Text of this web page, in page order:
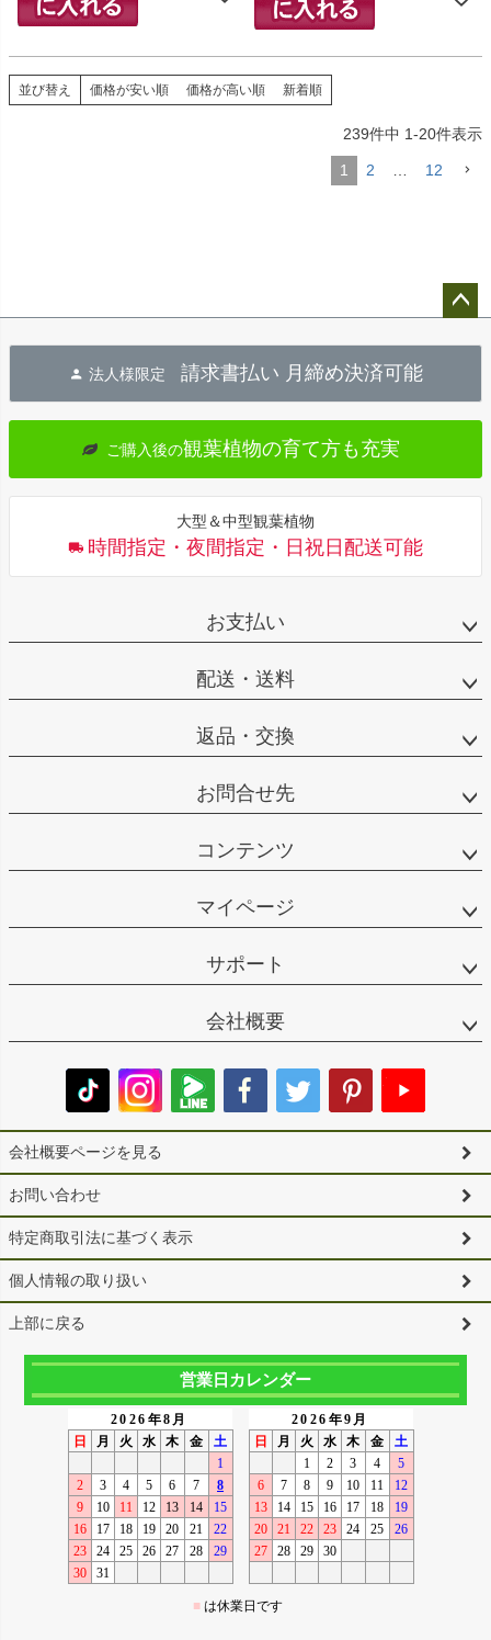
並び替え 価格が安い順 価格が高い順 新着順
239件中 1-20件表示
1 2 12
へ
法人様限定 請求書払い 月締め決済可能
ご購入後の観葉植物の育て方も充実
大型＆中型観葉植物
時間指定・夜間指定・日祝日配送可能
お支払い
配送・送料
返品・交換
お問合せ先
コンテンツ
マイページ
サポート
会社概要
会社概要ページを見る
お問い合わせ
特定商取引法に基づく表示
個人情報の取り扱い
上部に戻る
営業日カレンダー